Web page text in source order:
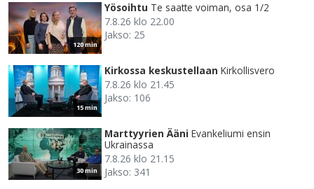
120 min
Yösoihtu Te saatte voiman, osa 1/2
7.8.26 klo 22.00
Jakso: 25
15 min
Kirkossa keskustellaan Kirkollisvero
7.8.26 klo 21.45
Jakso: 106
30 min
Marttyyrien Ääni Evankeliumi ensin
Ukrainassa
7.8.26 klo 21.15
Jakso: 341